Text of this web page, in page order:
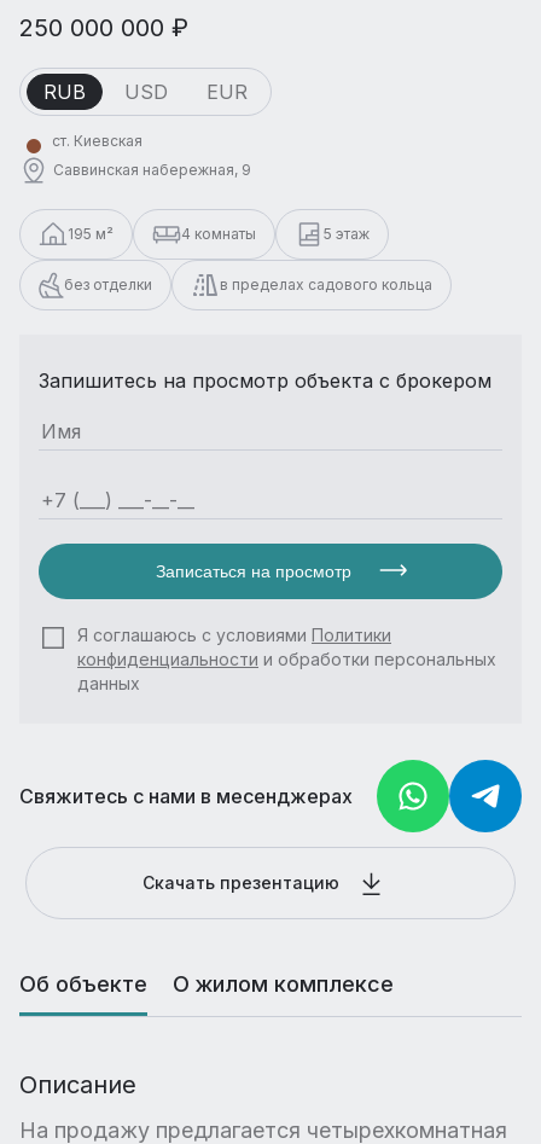
250 000 000 ₽
RUB USD EUR
ст. Киевская
Саввинская набережная, 9
195 м² 4 комнаты 5 этаж
без отделки в пределах садового кольца
Запишитесь на просмотр объекта с брокером
Записаться на просмотр
Я соглашаюсь с условиями Политики
конфиденциальности и обработки персональных
данных
Свяжитесь с нами в месенджерах
Скачать презентацию
Об объекте О жилом комплексе
Описание
На продажу предлагается четырехкомнатная